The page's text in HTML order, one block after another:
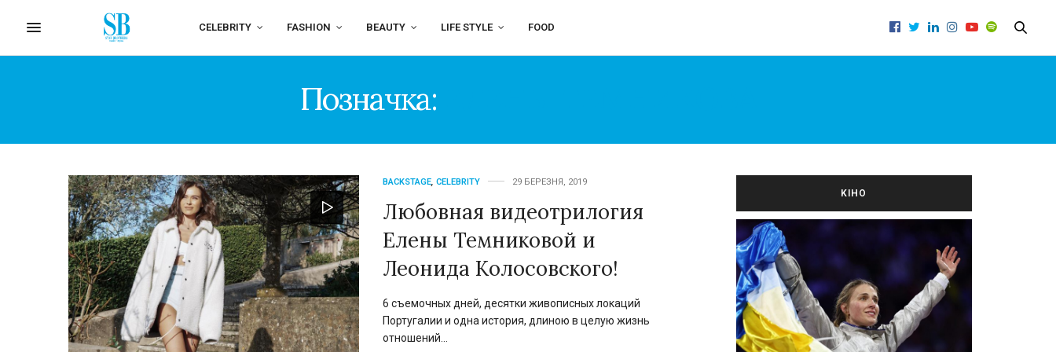
CELEBRITY FASHION BEAUTY LIFE STYLE FOOD
Позначка:
BACKSTAGE, CELEBRITY 29 БЕРЕЗНЯ, 2019
Любовная видеотрилогия
Елены Темниковой и
Леонида Колосовского!
6 съемочных дней, десятки живописных локаций
Португалии и одна история, длиною в целую жизнь
отношений…
KIНО